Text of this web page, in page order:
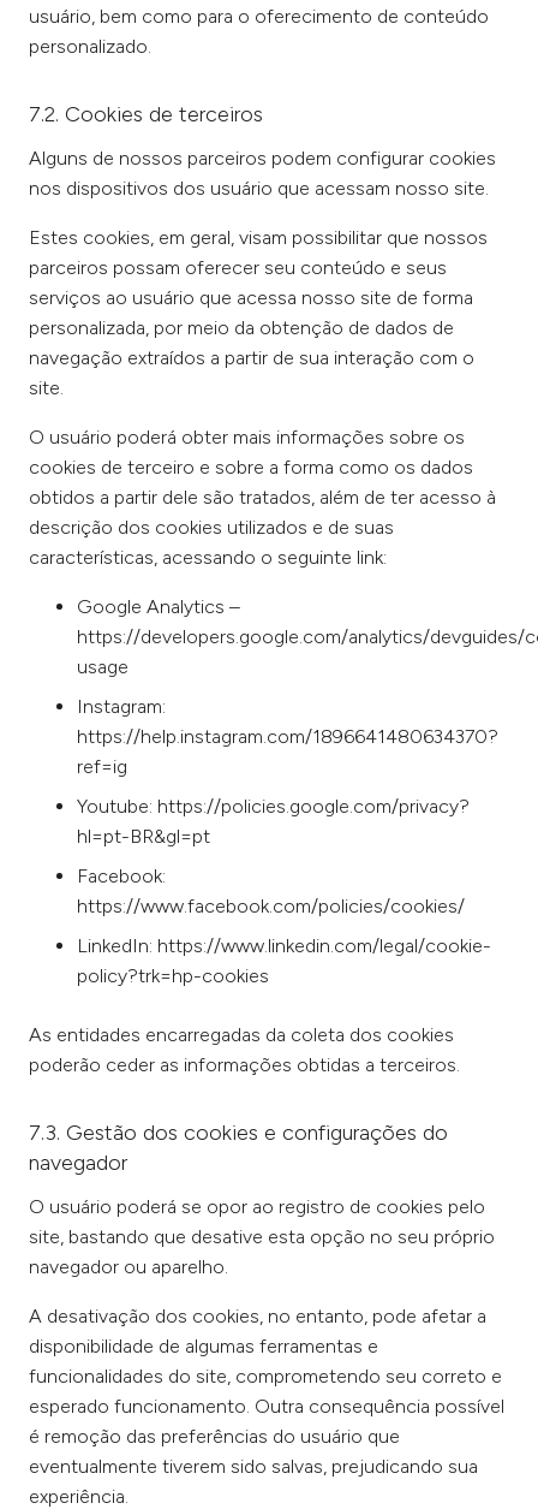
usuário, bem como para o oferecimento de conteúdo
personalizado.
7.2. Cookies de terceiros
Alguns de nossos parceiros podem configurar cookies
nos dispositivos dos usuário que acessam nosso site.
Estes cookies, em geral, visam possibilitar que nossos
parceiros possam oferecer seu conteúdo e seus
serviços ao usuário que acessa nosso site de forma
personalizada, por meio da obtenção de dados de
navegação extraídos a partir de sua interação com o
site.
O usuário poderá obter mais informações sobre os
cookies de terceiro e sobre a forma como os dados
obtidos a partir dele são tratados, além de ter acesso à
descrição dos cookies utilizados e de suas
características, acessando o seguinte link:
Google Analytics –
https://developers.google.com/analytics/
usage
Instagram:
https://help.instagram.com/1896641480634370?
ref=ig
Youtube: https://policies.google.com/privacy?
hl=pt-BR&gl=pt
Facebook:
https://www.facebook.com/policies/cookies/
LinkedIn: https://www.linkedin.com/legal/cookie-
policy?trk=hp-cookies
As entidades encarregadas da coleta dos cookies
poderão ceder as informações obtidas a terceiros.
7.3. Gestão dos cookies e configurações do
navegador
O usuário poderá se opor ao registro de cookies pelo
site, bastando que desative esta opção no seu próprio
navegador ou aparelho.
A desativação dos cookies, no entanto, pode afetar a
disponibilidade de algumas ferramentas e
funcionalidades do site, comprometendo seu correto e
esperado funcionamento. Outra consequência possível
é remoção das preferências do usuário que
eventualmente tiverem sido salvas, prejudicando sua
experiência.